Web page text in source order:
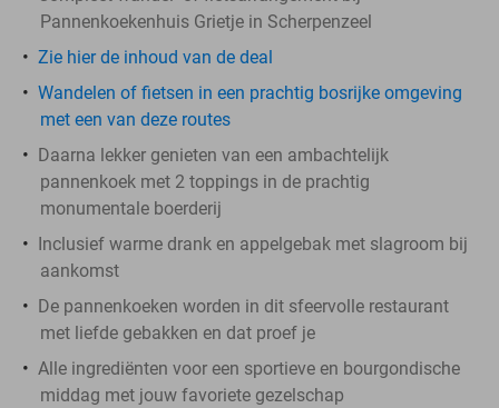
Pannenkoekenhuis Grietje in Scherpenzeel
Zie hierde inhoud van de deal
Wandelen of fietsen in een prachtig bosrijke omgeving
met een van deze routes
Daarna lekker genieten van een ambachtelijk
pannenkoek met 2 toppings in de prachtig
monumentale boerderij
Inclusief warme drank en appelgebak met slagroom bij
aankomst
De pannenkoeken worden in dit sfeervolle restaurant
met liefde gebakken en dat proef je
Alle ingrediënten voor een sportieve en bourgondische
middag met jouw favoriete gezelschap